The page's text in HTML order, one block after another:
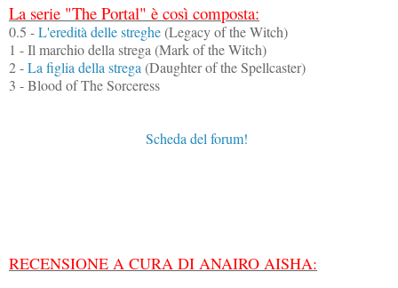
La serie "The Portal" è così composta:
0.5 -L'eredità delle streghe(Legacy of the Witch)
1 - Il marchio della strega (Mark of the Witch)
2 -La figlia della strega (Daughter of the Spellcaster)
3 - Blood of The Sorceress
Scheda del forum!
RECENSIONE A CURA DI ANAIRO AISHA: